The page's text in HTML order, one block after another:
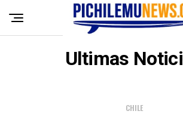
Ultimas
CHILE